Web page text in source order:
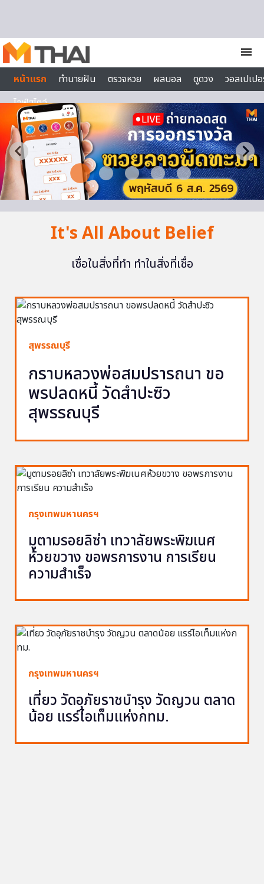
menu
หน้าแรก
ทำนายฝัน ตรวจหวย ผลบอล ดูดวง
วอลเปเป
ไลฟ์สไตล์
It's All About Belief
เชื่อในสิ่งที่ทำ ทำในสิ่งที่เชื่อ
สุพรรณบุรี
กราบหลวงพ่อสมปรารถนา ขอ
พรปลดหนี้ วัดสำปะซิว
สุพรรณบุรี
กรุงเทพมหานครฯ
มูตามรอยลิซ่า เทวาลัยพระพิฆเนศ
ห้วยขวาง ขอพรการงาน การเรียน
ความสำเร็จ
กรุงเทพมหานครฯ
เที่ยว วัดอุภัยราชบำรุง วัดญวน ตลาด
น้อย แรร์ไอเท็มแห่งกทม.